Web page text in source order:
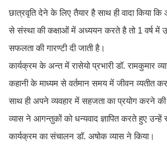
छात्रवृति देने के लिए तैयार है साथ ही वादा किया कि
से संस्था की कक्षाओं में अध्ययन करते है तो 1 वर्ष में
सफलता की गारण्टी दी जाती है।
कार्यक्रम के अन्त में रासेयो प्रभारी डॉ. रामकुमार
कहानी के माध्यम से वर्तमान समय में जीवन व्यतीत
साथ ही अपने व्यवहार में सहजता का प्रयोग करने की
व्यास ने आगन्तुकों को धन्यवाद ज्ञापित करते हुए उन्हें
कार्यक्रम का संचालन डॉ. अषोक व्यास ने किया।